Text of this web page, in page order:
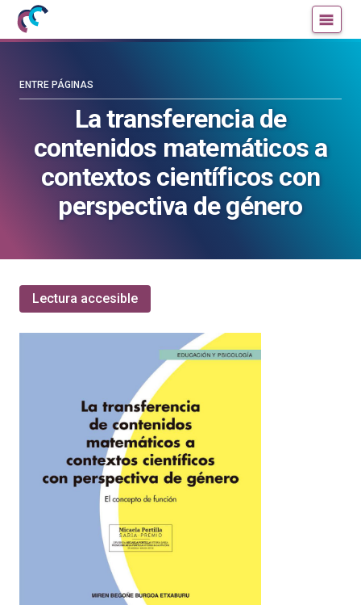
Mujeres
con
Cultura
blog
Cultura
La transferencia de
contenidos matemáticos a
contextos científicos con
perspectiva de género
ENTRE PÁGINAS
Lectura accesible